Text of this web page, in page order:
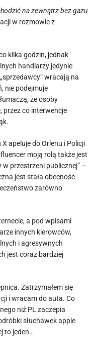
na zewnątrz bez gazu
w rozmowie z
kilka godzin, jednak
handlarzy jedynie
wracają na
nie podejmuje
że osoby
przez co interwencje
apeluje do Orlenu i Policji
moją rolą także jest
przestrzeni publicznej” –
jest stała obecność
zarówno
a pod wpisami
innych kierowców,
i agresywnych
jest coraz bardziej
Zatrzymałem się
i wracam do auta. Co
niż PL zaczepia
słuchawek apple
to jeden…